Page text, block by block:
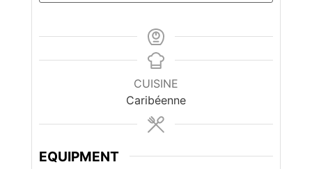
CUISINE
Caribéenne
EQUIPMENT